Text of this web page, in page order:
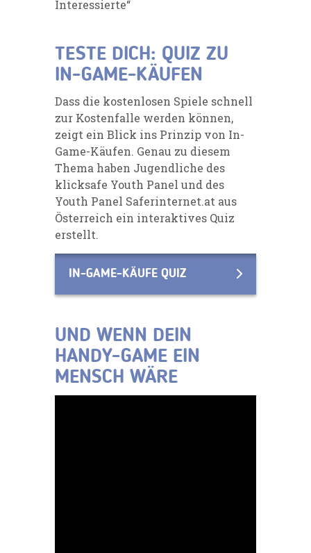
Interessierte“
TESTE DICH: QUIZ ZU
IN-GAME-KÄUFEN
Dass die kostenlosen Spiele schnell
zur Kostenfalle werden können,
zeigt ein Blick ins Prinzip von In-
Game-Käufen. Genau zu diesem
Thema haben Jugendliche des
klicksafe Youth Panel und des
Youth Panel Saferinternet.at aus
Österreich ein interaktives Quiz
erstellt.
IN-GAME-KÄUFE QUIZ
UND WENN DEIN
HANDY-GAME EIN
MENSCH WÄRE